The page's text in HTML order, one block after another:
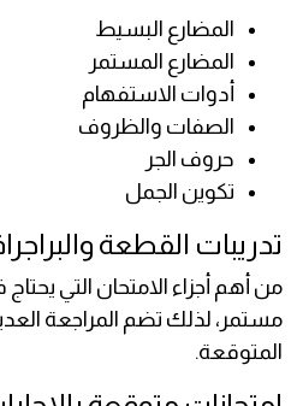
المضارع البسيط
المضارع المستمر
أدوات الاستفهام
الصفات والظروف
حروف الجر
تكوين الجمل
تدريبات القطعة
من أهم أجزاء الامتحان التي
مستمر، لذلك تضم المراجعة
المتوقعة.